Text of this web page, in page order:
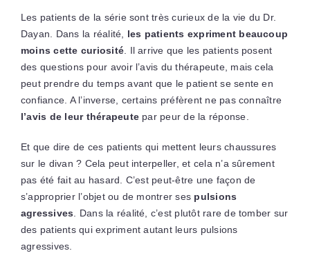
Les patients de la série sont très curieux de la vie du Dr.
Dayan. Dans la réalité, les patients expriment beaucoup
moins cette curiosité. Il arrive que les patients posent
des questions pour avoir l’avis du thérapeute, mais cela
peut prendre du temps avant que le patient se sente en
confiance. A l’inverse, certains préfèrent ne pas connaître
l’avis de leur thérapeute par peur de la réponse.
Et que dire de ces patients qui mettent leurs chaussures
sur le divan ? Cela peut interpeller, et cela n’a sûrement
pas été fait au hasard. C’est peut-être une façon de
s’approprier l’objet ou de montrer ses pulsions
agressives. Dans la réalité, c’est plutôt rare de tomber sur
des patients qui expriment autant leurs pulsions
agressives.